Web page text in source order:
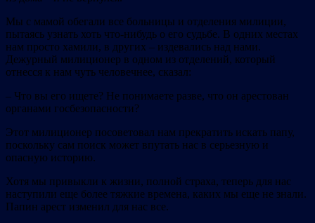
Мы с мамой обегали все больницы и отделения милиции,
пытаясь узнать хоть что‐нибудь о его судьбе. В одних местах
нам просто хамили, в других – издевались над нами.
Дежурный милиционер в одном из отделений, который
отнесся к нам чуть человечнее, сказал:
– Что вы его ищете? Не понимаете разве, что он арестован
органами госбезопасности?
Этот милиционер посоветовал нам прекратить искать папу,
поскольку сам поиск может впутать нас в серьезную и
опасную историю.
Хотя мы привыкли к жизни, полной страха, теперь для нас
наступили еще более тяжкие времена, каких мы еще не знали.
Папин арест изменил для нас все.